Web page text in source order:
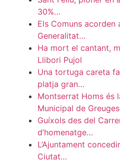
30%…
Els Comuns acorden
Generalitat…
Ha mort el cantant,
Llibori Pujol
Una tortuga careta
platja gran…
Montserrat Homs és
Municipal de Greuges
Guíxols des del
d’homenatge…
L’Ajuntament
Ciutat…